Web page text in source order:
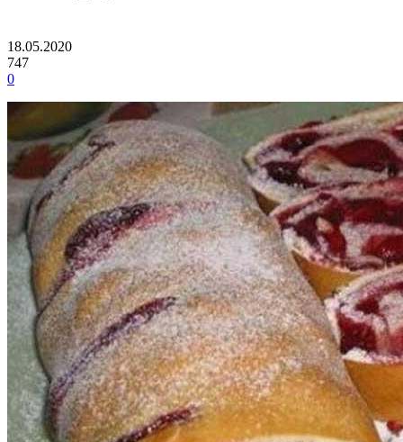
18.05.2020
747
0